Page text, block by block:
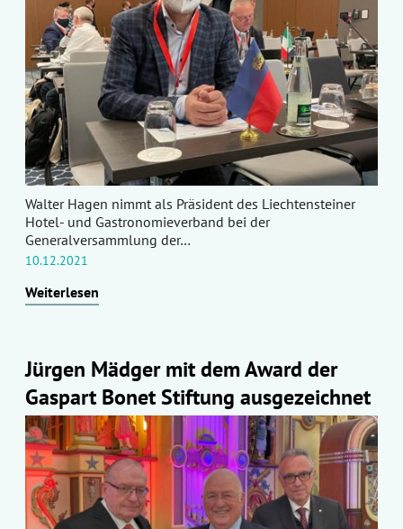
Walter Hagen nimmt als Präsident des Liechtensteiner
Hotel- und Gastronomieverband bei der
Generalversammlung der…
10.12.2021
Weiterlesen
Jürgen Mädger mit dem Award der
Gaspart Bonet Stiftung ausgezeichnet